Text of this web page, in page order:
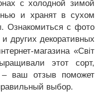
с холодной зимой
и хранят в сухом
Ознакомиться с фото
других декоративных
магазина «Світ
этот сорт,
– ваш отзыв поможет
выбор.